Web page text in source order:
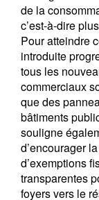
de la
c’est-à-dire
Pour atteindre
introduite
tous les
commerciaux
que des
bâtiments
souligne
d’encourager
d’exemptions
transparentes
foyers vers le